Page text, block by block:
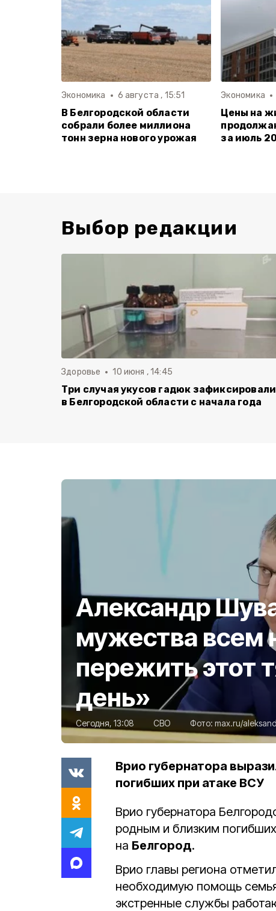
Экономика 6 августа , 15:51
В Белгородской области
собрали более миллиона
тонн зерна нового урожая
Экономика
Цены на
за июль
Выбор редакции
Здоровье 10 июня , 14:45
Три случая укусов гадюк зафиксировали
в Белгородской области с начала года
Александр
мужества всем
пережить этот
день»
Сегодня, 13:08 СВО Фото: max.ru/
Врио губернатора
погибших при атаке ВСУ
Врио губернатора
родным и близким
на Белгород.
Врио главы региона
необходимую помощь
экстренные службы